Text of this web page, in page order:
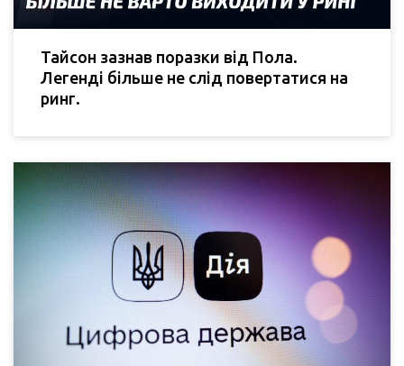
Тайсон зазнав поразки від Пола.
Легенді більше не слід повертатися на
ринг.